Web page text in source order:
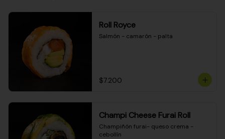
Roll Royce
Salmón - camarón - palta
$7.200
Champi Cheese Furai Roll
Champiñón furai- queso crema -
cebollín